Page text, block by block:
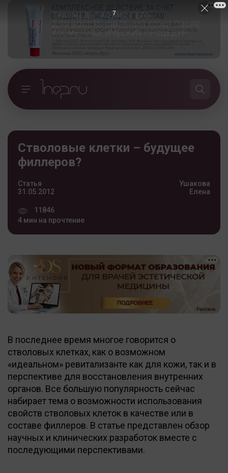
Стволовые клетки – будущее
филлеров?
Статья
31.05.2012
11846
4 мин на прочтение
Ушакова
Елена
В последнее время многое говорится о
стволовых клетках, как о возможном
«идеальном» ревитализанте как для кожи, так и в
перспективе для восстановления внутренних
органов. Все большую популярность сейчас
набирает тема о возможности использования
свойств стволовых клеток в качестве или в
составе филлеров. В статье представлен обзор
научных и клинических разработок вместе с
последующими перспективами.
6